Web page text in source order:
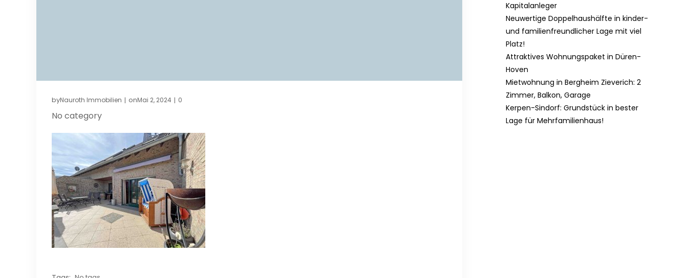
byNauroth Immobilien | onMai 2, 2024 | 0
No category
Kapitalanleger
Neuwertige Doppelhaushälfte in kinder-
und familienfreundlicher Lage mit viel
Platz!
Attraktives Wohnungspaket in Düren-
Hoven
Mietwohnung in Bergheim Zieverich: 2
Zimmer, Balkon, Garage
Kerpen-Sindorf: Grundstück in bester
Lage für Mehrfamilienhaus!